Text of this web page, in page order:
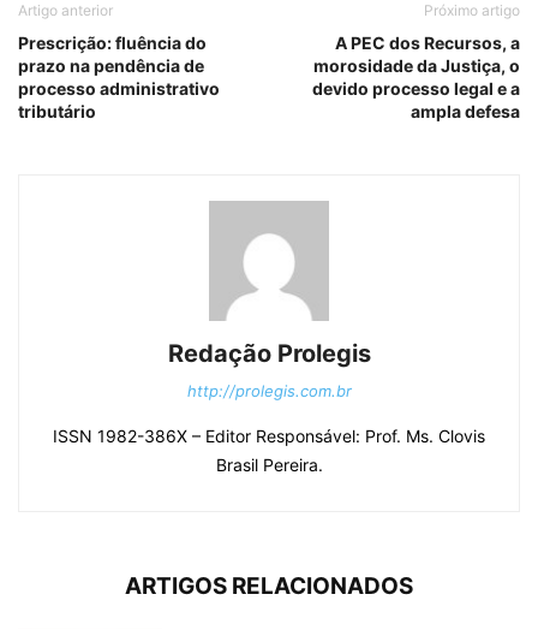
Artigo anterior
Prescrição: fluência do
prazo na pendência de
processo administrativo
tributário
Próximo artigo
A PEC dos Recursos, a
morosidade da Justiça, o
devido processo legal e a
ampla defesa
Redação Prolegis
http://prolegis.com.br
ISSN 1982-386X – Editor Responsável: Prof. Ms. Clovis
Brasil Pereira.
ARTIGOS RELACIONADOS